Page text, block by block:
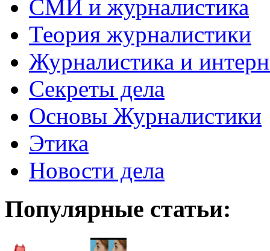
СМИ и журналистика
Теория журналистики
Журналистика и
Секреты дела
Основы Журналистики
Этика
Новости дела
Популярные статьи: